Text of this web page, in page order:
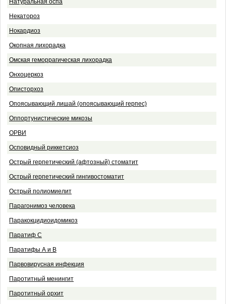
Натуральная оспа
Некатороз
Нокардиоз
Окопная лихорадка
Омская геморрагическая лихорадка
Онхоцеркоз
Описторхоз
Опоясывающий лишай (опоясывающий герпес)
Оппортунистические микозы
ОРВИ
Осповидный риккетсиоз
Острый герпетический (афтозный) стоматит
Острый герпетический гингивостоматит
Острый полиомиелит
Парагонимоз человека
Паракокцидиоидомикоз
Паратиф С
Паратифы А и В
Парвовирусная инфекция
Паротитный менингит
Паротитный орхит